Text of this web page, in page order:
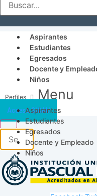
Aspirantes
Estudiantes
Egresados
Docente y
Niños
Menu
Aspirantes
Estudiantes
Egresados
Docente y Empleado
Niños
Acceso SICAU